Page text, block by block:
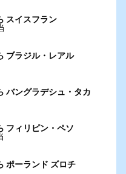
スイスフラン
ブラジル・レアル
バングラデシュ・タカ
フィリピン・ペソ
ポーランド ズロチ